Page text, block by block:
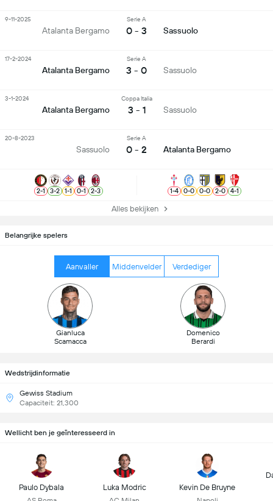
Belangrijke spelers
Aanvaller Middenvelder Verdediger
Gianluca
Scamacca
Domenico
Berardi
Wedstrijdinformatie
Gewiss Stadium
Capaciteit: 21,300
Atalanta Bergamo
Serie A
0 - 3 Sassuolo
9-11-2025
Atalanta Bergamo
Serie A
3 - 0 Sassuolo
17-2-2024
Atalanta Bergamo
Coppa Italia
3 - 1 Sassuolo
3-1-2024
Sassuolo
Serie A
0 - 2 Atalanta Bergamo
20-8-2023
2-1 3-2 1-1 0-1 2-3 1-4 0-0 0-0 2-0 4-1
Alles bekijken
Wellicht ben je geïnteresseerd in
Paulo Dybala Luka Modric Kevin De Bruyne